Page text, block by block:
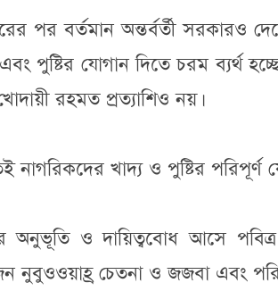
পর বর্তমান অন্তর্বর্তী সরকারও
পুষ্টির যোগান দিতে চরম ব্যর্থ
রহমত প্রত্যাশিও নয়।
খাদ্য ও পুষ্টির পরিপূর্ণ
ও দায়িত্ববোধ আসে
নুবুওওয়াহ্র চেতনা ও জজবা এবং